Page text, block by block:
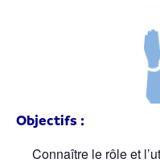
Objectifs :
Connaître le rôle et